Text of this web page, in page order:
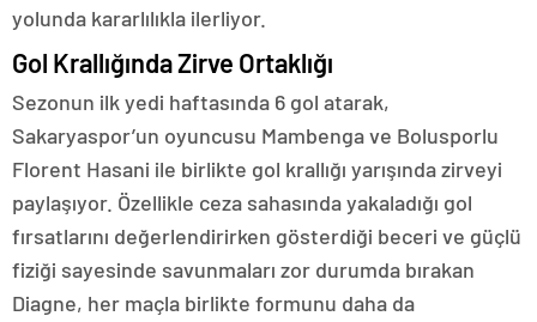
yolunda kararlılıkla ilerliyor.
Gol Krallığında Zirve Ortaklığı
Sezonun ilk yedi haftasında 6 gol atarak,
Sakaryaspor’un oyuncusu Mambenga ve Bolusporlu
Florent Hasani ile birlikte gol krallığı yarışında zirveyi
paylaşıyor. Özellikle ceza sahasında yakaladığı gol
fırsatlarını değerlendirirken gösterdiği beceri ve güçlü
fiziği sayesinde savunmaları zor durumda bırakan
Diagne, her maçla birlikte formunu daha da